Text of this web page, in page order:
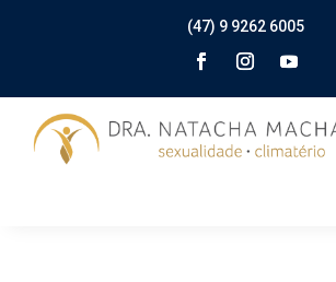
(47) 9 9262 6005